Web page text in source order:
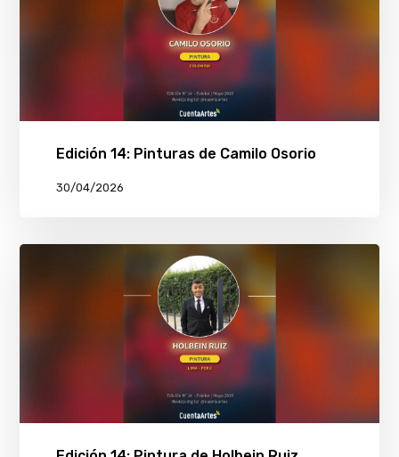
Edición 14: Pinturas de Camilo Osorio
30/04/2026